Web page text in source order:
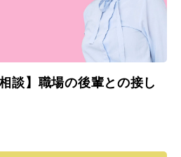
談】職場の後輩との接し